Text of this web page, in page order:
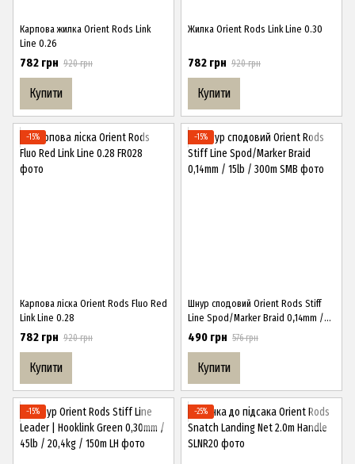
Карпова жилка Orient Rods Link
Line 0.26
782 грн 920 грн
Купити
Жилка Orient Rods Link Line 0.30
782 грн 920 грн
Купити
−15%
Карпова ліска Orient Rods Fluo Red
Link Line 0.28
782 грн 920 грн
Купити
−15%
Шнур сподовий Orient Rods Stiff
Line Spod/Marker Braid 0,14mm /
15lb / 300m
490 грн 576 грн
Купити
−15% −25%